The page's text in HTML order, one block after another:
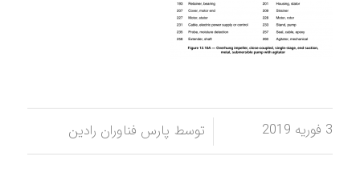
3 فوریه 2019 / توسط پارس فناوران رادین